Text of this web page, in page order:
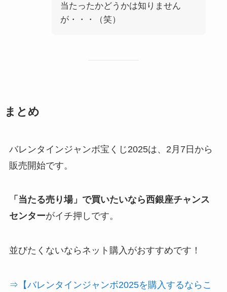
当たったかどうかは知りません
が・・・（笑）
まとめ
バレンタインジャンボ宝くじ2025は、2月7日から
販売開始です。
「当たる売り場」で買いたいなら西銀座チャンス
センターがイチ押しです。
並びたくないならネット購入がおすすめです！
⇒【バレンタインジャンボ2025を購入するならこ